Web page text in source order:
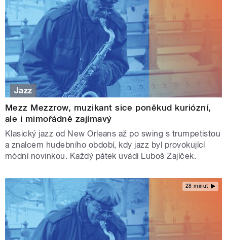
Jazz
Mezz Mezzrow, muzikant sice poněkud kuriózní,
ale i mimořádně zajímavý
Klasický jazz od New Orleans až po swing s trumpetistou
a znalcem hudebního období, kdy jazz byl provokující
módní novinkou. Každý pátek uvádí Luboš Zajíček.
28 minut